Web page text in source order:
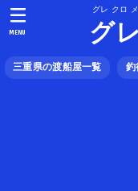
グレ クロ
グ
三重県の渡船屋一覧 釣
MENU